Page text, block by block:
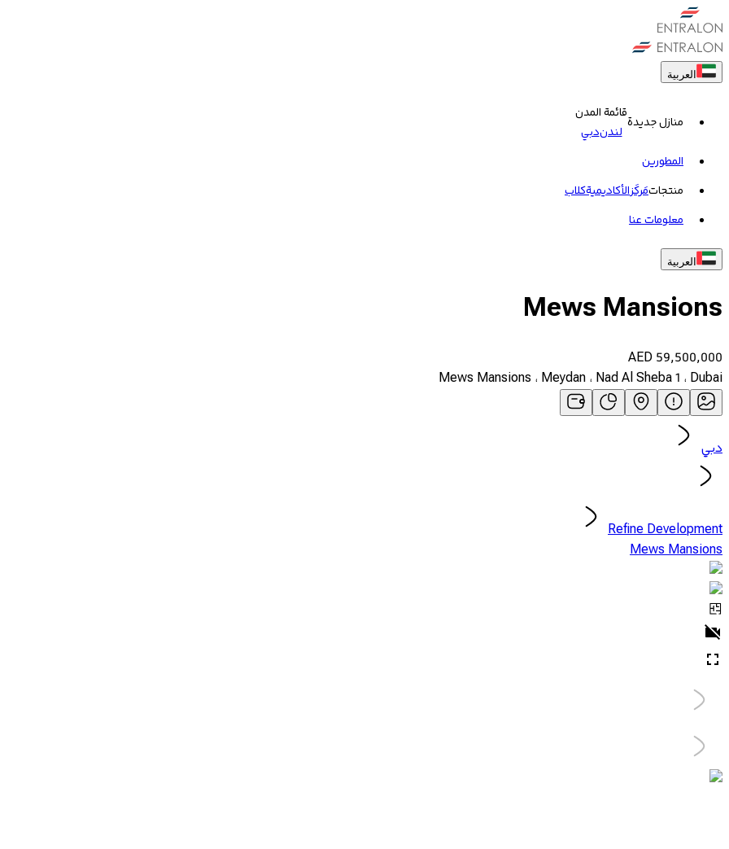
العربية
منازل جديدة
قائمة المدن
لندندبي
المطورين
منتجاتمَركَزالأكاديميةکلاب
معلومات عنا
العربية
Mews Mansions
AED 59,500,000
Mews Mansions ، Meydan ، Nad Al Sheba 1 ، Dubai
دبي
Refine Development
Mews Mansions